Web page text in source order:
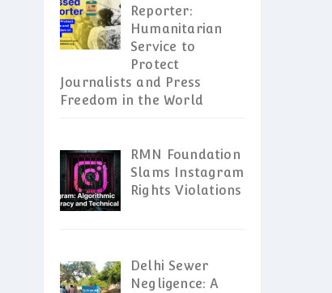
Reporter:
Humanitarian
Service to
Protect
Journalists and Press
Freedom in the World
RMN Foundation
Slams Instagram
Rights Violations
Delhi Sewer
Negligence: A